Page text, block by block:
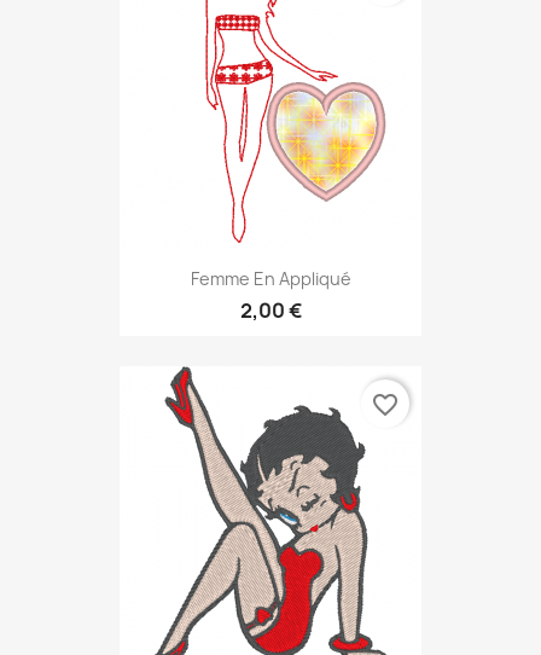
Femme En Appliqué
2,00 €
favorite_border